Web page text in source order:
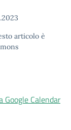
articolo è
Google Calendar